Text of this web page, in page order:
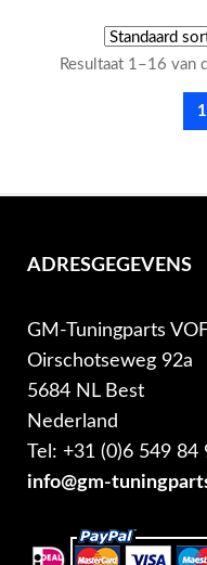
Resultaat 1–16 van
1
ADRESGEGEVENS
GM-Tuningparts
Oirschotseweg 92a
5684 NL Best
Nederland
Tel: +31 (0)6 549 84
info@gm-